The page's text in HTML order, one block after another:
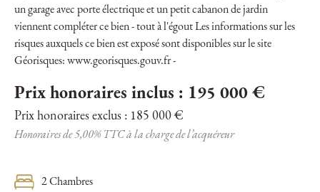
un garage avec porte électrique et un petit cabanon de jardin
viennent compléter ce bien - tout à l'égout Les informations sur les
risques auxquels ce bien est exposé sont disponibles sur le site
Géorisques: www.georisques.gouv.fr -
Prix honoraires inclus : 195 000 €
Prix honoraires exclus : 185 000 €
Honoraires de 5,00% TTC à la charge de l’acquéreur
2 Chambres